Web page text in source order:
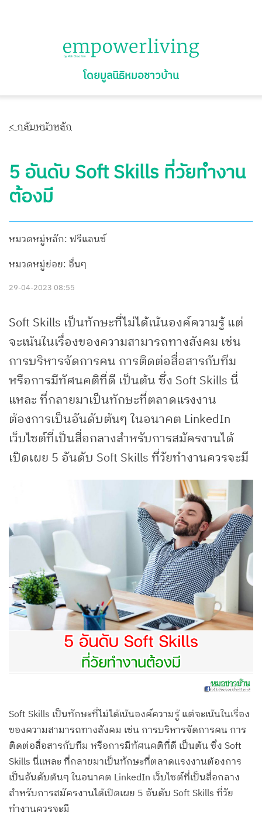
โดยมูลนิธิหมอชาวบ้าน
< กลับหน้าหลัก
5 อันดับ Soft Skills ที่วัยทำงาน
ต้องมี
หมวดหมู่หลัก: ฟรีแลนซ์
หมวดหมู่ย่อย: อื่นๆ
29-04-2023 08:55
Soft Skills เป็นทักษะที่ไม่ได้เน้นองค์ความรู้ แต่
จะเน้นในเรื่องของความสามารถทางสังคม เช่น
การบริหารจัดการคน การติดต่อสื่อสารกับทีม
หรือการมีทัศนคติที่ดี เป็นต้น ซึ่ง Soft Skills นี่
แหละ ที่กลายมาเป็นทักษะที่ตลาดแรงงาน
ต้องการเป็นอันดับต้นๆ ในอนาคต LinkedIn
เว็บไซต์ที่เป็นสื่อกลางสำหรับการสมัครงานได้
เปิดเผย 5 อันดับ Soft Skills ที่วัยทำงานควรจะมี
Soft Skills เป็นทักษะที่ไม่ได้เน้นองค์ความรู้ แต่จะเน้นในเรื่อง
ของความสามารถทางสังคม เช่น การบริหารจัดการคน การ
ติดต่อสื่อสารกับทีม หรือการมีทัศนคติที่ดี เป็นต้น ซึ่ง Soft
Skills นี่แหละ ที่กลายมาเป็นทักษะที่ตลาดแรงงานต้องการ
เป็นอันดับต้นๆ ในอนาคต LinkedIn เว็บไซต์ที่เป็นสื่อกลาง
สำหรับการสมัครงานได้เปิดเผย 5 อันดับ Soft Skills ที่วัย
ทำงานควรจะมี